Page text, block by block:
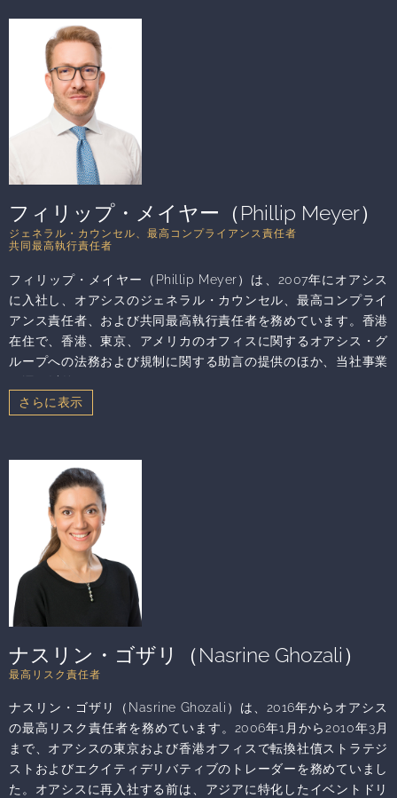
であり、日本の会社役員育成機構の継続的な資金供与者であるほ
か、日本コーポレート・ガバナンス・ネットワークおよびアジア
コーポレート・ガバナンス協会のメンバーでもあります。
Highbridgeに入社する以前は、イスラエル国防軍に所属していま
した。1993年にイェシーバー大学で政治学の学士号を取得してい
ます。カレン・リョン基金および香港の Carmel School の理
事、香港の Ohel Leah Synagogue Management Committee の
副会長、2022年にヘブライ大学で開設された Aumann Fischer
Center for Law、Economics、Public Policy の共同創設者でも
あります。
フィリップ・メイヤー（Phillip Meyer）
ジェネラル・カウンセル、最高コンプライアンス責任者
共同最高執行責任者
フィリップ・メイヤー（Phillip Meyer）は、2007年にオアシス
に入社し、オアシスのジェネラル・カウンセル、最高コンプライ
アンス責任者、および共同最高執行責任者を務めています。香港
在住で、香港、東京、アメリカのオフィスに関するオアシス・グ
ループへの法務および規制に関する助言の提供のほか、当社事業
リティ、事業開発及びファンド販売、資金配分、人事を含む）の
学士号を取得し、優秀な成績で同大学を卒業した後、コーネル法
科大学院で法学博士号を取得し、同大学院ではコーネル・インタ
ーナショナル・ロー・ジャーナルの注釈編集者を務めました。 ニ
ューヨーク州弁護士会会員、香港律師會準会員、香港証券先物取
引委員会（HKSFC）諮問委員会およびHKSFC一般株主グループ
のメンバーを兼任、さらに、香港金融アカデミー会員、オルタナ
ティブ投資運用協会（AIMA）の理事およびグローバル・カウンシ
ル会員（これまでにAIMA香港の執行委員会会長および規制委員会
共同議長を歴任）、香港金融発展局（HKFSDC）の人的資本委員
会委員、オルタナティブ投資基準委員会（SBAI）のアジア太平洋
地域における文化多様性委員会委員、カレン・リョン基金のため
券投資学会（HKSI）の元教育委員会委員、香港企業内弁護士協会
（ACC）元理事会員、ACCの財務サービス委員会元共同議長でも
あります。同氏は、2017年にLegal 500の初回「GC Powerlist:
中国・香港」の一人に選ばれました。また、オアシス法務チーム
は2019年に「GCパワーリスト:Hong Kong Teams（GCパワーリ
ナスリン・ゴザリ（Nasrine Ghozali）
最高リスク責任者
ナスリン・ゴザリ（Nasrine Ghozali）は、2016年からオアシス
の最高リスク責任者を務めています。2006年1月から2010年3月
まで、オアシスの東京および香港オフィスで転換社債ストラテジ
ストおよびエクイティデリバティブのトレーダーを務めていまし
た。オアシスに再入社する前は、アジアに特化したイベントドリ